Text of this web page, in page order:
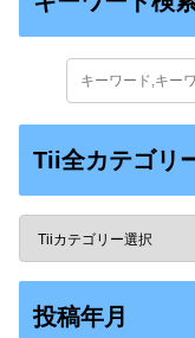
Tii全カテゴリ
投稿年月